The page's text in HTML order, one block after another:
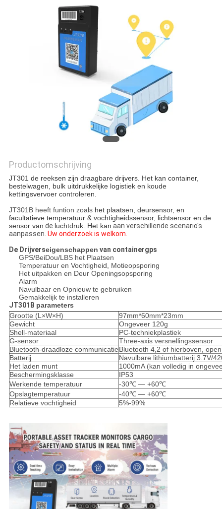
Productomschrijving
JT301 de reeksen zijn draagbare drijvers. Het kan container,
bestelwagen, bulk uitdrukkelijke logistiek en koude
kettingsvervoer controleren.
JT301B heeft funtion zoals het plaatsen, deursensor, en
facultatieve temperatuur & vochtigheidssensor, lichtsensor en de
sensor van de luchtdruk. Het kan aan verschillende scenario's
aanpassen. Uw onderzoek is welkom.
De Drijverseigenschappen van containergps
GPS/BeiDou/LBS het Plaatsen
Temperatuur en Vochtigheid, Motieopsporing
Het uitpakken en Deur Openingsopsporing
Alarm
Navulbaar en Opnieuw te gebruiken
Gemakkelijk te installeren
JT301B parameters
Grootte (L×W×H)
97mm*60mm*23mm
Gewicht
Ongeveer 120g
Shell-materiaal
PC-techniekplastiek
G-sensor
Three-axis versnellingssensor
Bluetooth-draadloze communicatieBluetooth 4,2 of hierboven,
Batterij
Navulbare lithiumbatterij 3.7V/
Het laden munt
1000mA (kan volledig in
Beschermingsklasse
IP53
Werkende temperatuur
-30℃ — +60℃
Opslagtemperatuur
-40℃ — +60℃
Relatieve vochtigheid
5%-99%